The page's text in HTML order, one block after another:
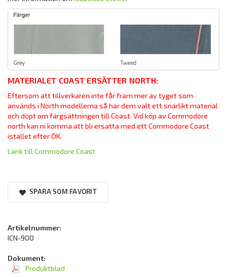
MATERIALET COAST ERSÄTTER NORTH:
Eftersom att tillverkaren inte får fram mer av tyget som
används i North modellerna så har dem valt ett snarlikt material
och döpt om färgsättningen till Coast. Vid köp av Commodore
north kan ni komma att bli ersatta med ett Commodore Coast
istället efter ÖK.
Länk till Commodore Coast
SPARA SOM FAVORIT
Artikelnummer:
ICN-900
Dokument:
Produktblad